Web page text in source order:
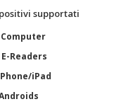
supportati
Computer
E-Readers
iPad